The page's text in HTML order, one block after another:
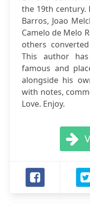
the 19th century.
Barros, Joao
Camelo de Melo
others
This author
famous and
alongside his
with notes,
Love. Enjoy.